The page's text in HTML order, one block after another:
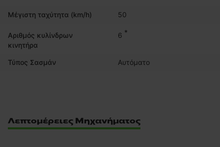
Μέγιστη ταχύτητα (km/h) 50
Αριθμός κυλίνδρων
κινητήρα
6 *
Τύπος Σασμάν Αυτόματο
Λεπτομέρειες Μηχανήματος